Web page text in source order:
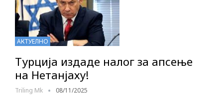
АКТУЕЛНО
Турција издаде налог за апсење
на Нетанјаху!
Triling Mk 08/11/2025